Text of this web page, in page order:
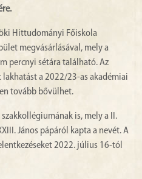
Hittudományi Főiskola
megvásárlásával, mely a
percnyi sétára található. Az
a 2022/23-as akadémiai
tovább bővülhet.
is, mely a II.
János pápáról kapta a nevét. A
2022. július 16-tól